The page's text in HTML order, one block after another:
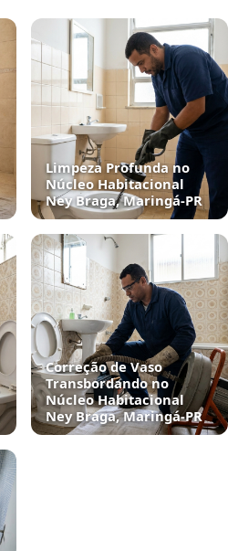
Limpeza Profunda no
Núcleo Habitacional
Ney Braga, Maringá‑PR
Correção de Vaso
Transbordando no
Núcleo Habitacional
Ney Braga, Maringá‑PR